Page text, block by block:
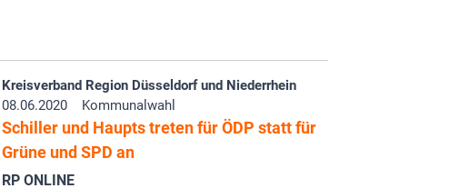
Kreisverband Region Düsseldorf und Niederrhein
08.06.2020
Kommunalwahl
Schiller und Haupts treten für ÖDP statt für
Grüne und SPD an
RP ONLINE